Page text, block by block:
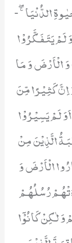
الدُّنْیَا ۚۖ-
هُمْ غٰفِلُوْنَ(7) اَوَ لَمْ یَتَفَكَّرُوْا
الْاَرْضَ وَ مَا
كَثِیْرًا مِّنَ
رَبِّهِمْ لَكٰفِرُوْنَ(8) اَوَ لَمْ یَسِیْرُوْا
الَّذِیْنَ مِنْ
الْاَرْضَ وَ
رُسُلُهُمْ
لٰكِنْ كَانُوْۤا